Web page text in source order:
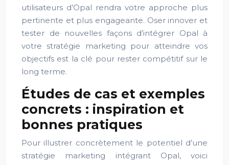
utilisateurs d’Opal rendra votre approche plus
pertinente et plus engageante. Oser innover et
tester de nouvelles façons d’intégrer Opal à
votre stratégie marketing pour atteindre vos
objectifs est la clé pour rester compétitif sur le
long terme.
Études de cas et exemples
concrets : inspiration et
bonnes pratiques
Pour illustrer concrètement le potentiel d’une
stratégie marketing intégrant Opal, voici